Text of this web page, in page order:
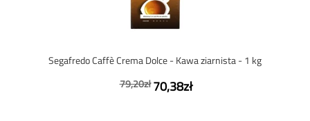
Segafredo Caffè Crema Dolce - Kawa ziarnista - 1 kg
79,20zł 70,38zł